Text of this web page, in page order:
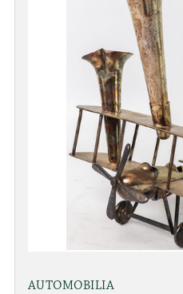
AUTOMOBILIA